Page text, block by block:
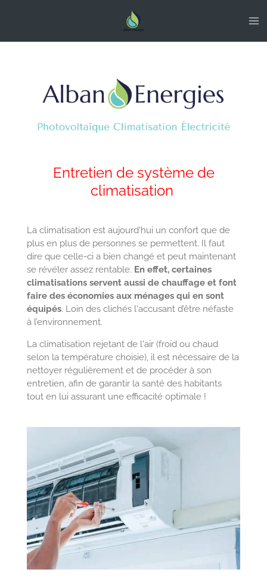
Entretien de système de
climatisation
La climatisation est aujourd'hui un confort que de
plus en plus de personnes se permettent. Il faut
dire que celle-ci a bien changé et peut maintenant
se révéler assez rentable. En effet, certaines
climatisations servent aussi de chauffage et font
faire des économies aux ménages qui en sont
équipés. Loin des clichés l'accusant d’être néfaste
à l’environnement.
La climatisation rejetant de l'air (froid ou chaud
selon la température choisie), il est nécessaire de la
nettoyer régulièrement et de procéder à son
entretien, afin de garantir la santé des habitants
tout en lui assurant une efficacité optimale !